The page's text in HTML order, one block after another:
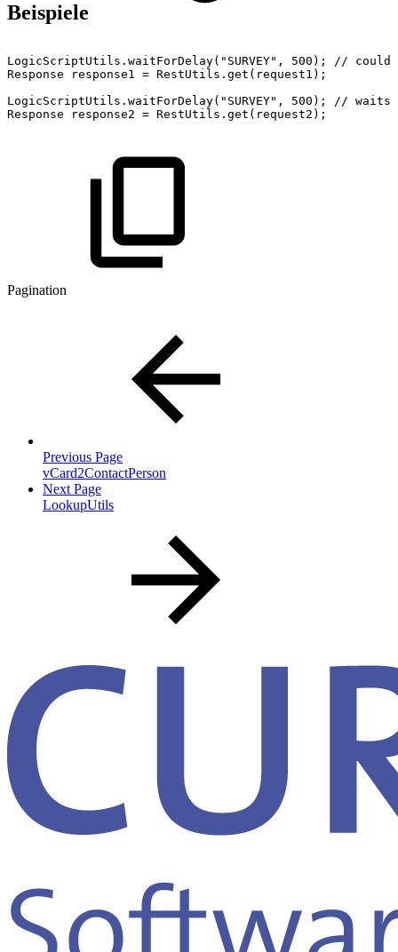
Beispiele
LogicScriptUtils.waitForDelay("SURVEY", 500); //
could
Response
response1 = RestUtils.get(request1);
LogicScriptUtils.waitForDelay("SURVEY",
500); // waits
Response
response2 = RestUtils.get(request2);
Pagination
Previous Page
vCard2ContactPerson
Next Page
LookupUtils